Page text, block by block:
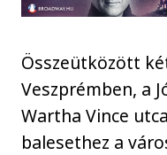
Összeütközött
Veszprémben, a
Wartha Vince
balesethez a